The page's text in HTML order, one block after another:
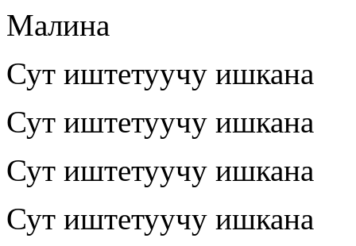
Малина
Сут иштетуучу ишкана
Сут иштетуучу ишкана
Сут иштетуучу ишкана
Сут иштетуучу ишкана